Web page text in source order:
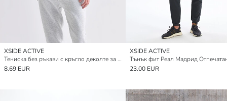
XSIDE ACTIVE
Тениска без ръкави с кръгло деколте за мъже
8.69 EUR
XSIDE ACTIVE
23.00 EUR